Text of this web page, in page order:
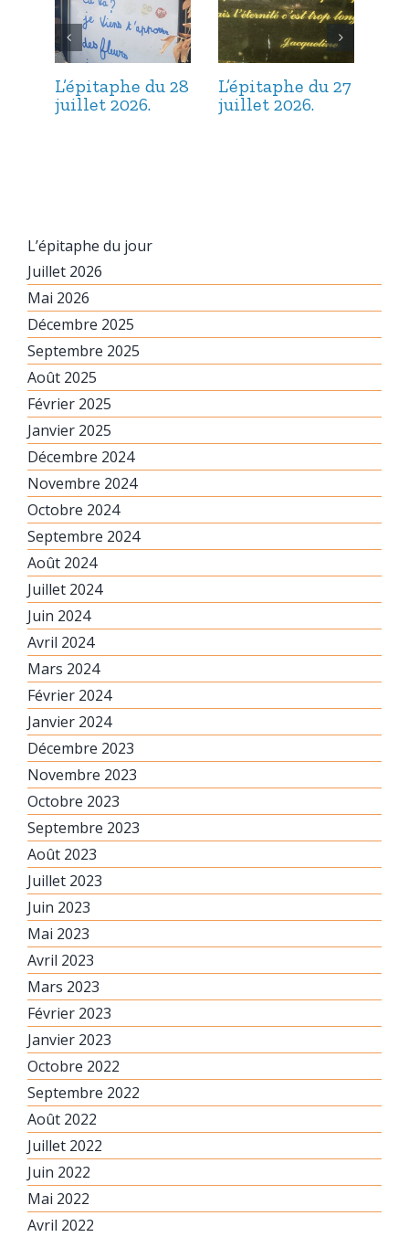
L’épitaphe du 28
juillet 2026.
L’épitaphe du 27
juillet 2026.
L’épitaphe du jour
Juillet 2026
Mai 2026
Décembre 2025
Septembre 2025
Août 2025
Février 2025
Janvier 2025
Décembre 2024
Novembre 2024
Octobre 2024
Septembre 2024
Août 2024
Juillet 2024
Juin 2024
Avril 2024
Mars 2024
Février 2024
Janvier 2024
Décembre 2023
Novembre 2023
Octobre 2023
Septembre 2023
Août 2023
Juillet 2023
Juin 2023
Mai 2023
Avril 2023
Mars 2023
Février 2023
Janvier 2023
Octobre 2022
Septembre 2022
Août 2022
Juillet 2022
Juin 2022
Mai 2022
Avril 2022